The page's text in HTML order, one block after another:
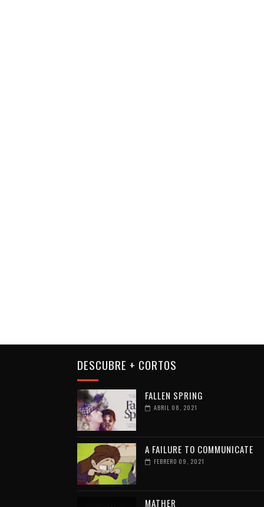
DESCUBRE + CORTOS
FALLEN SPRING
ABRIL 08, 2021
A FAILURE TO COMMUNICATE
FEBRERO 09, 2021
MATHER